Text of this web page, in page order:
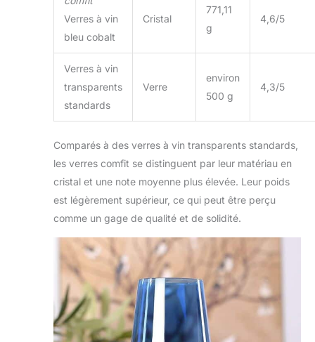
construction durable et
une finition élégante. Ils
fonctionnalité pour une
d'accentuation. Cristal
100 % pur de qualité
sans plomb. Les verres
à vin en cristal sont
ultra-transparents,
purs, lumineux qui
réfractent la lumière ce
qui met en évidence la
viscosité de votre vin.
De plus, le matériau est
facile à laver, passe au
lave-vaisselle pour un
entretien quotidien
facile et préserve sa
magnifique brillance.
Verres à vin
bleu cobalt
Cristal
771,11
g
4,6/5
Verres à vin
transparents
standards
Verre
environ
500 g
4,3/5
Comparés à des verres à vin transparents standards,
les verres comfit se distinguent par leur matériau en
cristal et une note moyenne plus élevée. Leur poids
est légèrement supérieur, ce qui peut être perçu
comme un gage de qualité et de solidité.